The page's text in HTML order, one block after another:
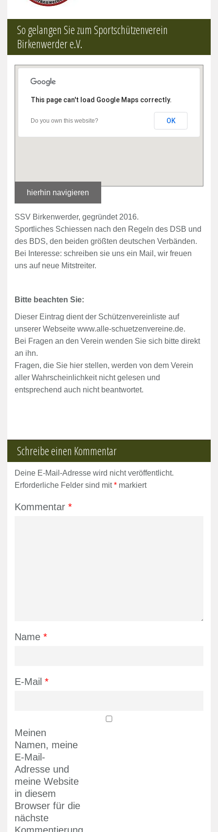
So gelangen Sie zum Sportschützenverein
Birkenwerder e.V.
This page can't load Google Maps correctly.
Do you own this website? OK
hierhin navigieren
SSV Birkenwerder, gegründet 2016.
Sportliches Schiessen nach den Regeln des DSB und
des BDS, den beiden größten deutschen Verbänden.
Bei Interesse: schreiben sie uns ein Mail, wir freuen
uns auf neue Mitstreiter.
Bitte beachten Sie:
Dieser Eintrag dient der Schützenvereinliste auf
unserer Webseite www.alle-schuetzenvereine.de.
Bei Fragen an den Verein wenden Sie sich bitte direkt
an ihn.
Fragen, die Sie hier stellen, werden von dem Verein
aller Wahrscheinlichkeit nicht gelesen und
entsprechend auch nicht beantwortet.
Schreibe einen Kommentar
Deine E-Mail-Adresse wird nicht veröffentlicht.
Erforderliche Felder sind mit* markiert
Kommentar *
Name *
E-Mail *
Meinen
Namen, meine
E-Mail-
Adresse und
meine Website
in diesem
Browser für die
nächste